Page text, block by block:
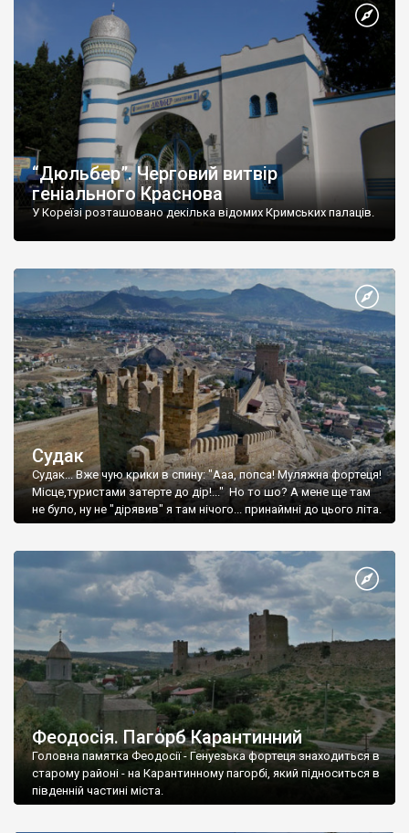
“Дюльбер”. Черговий витвір
геніального Краснова
У Кореїзі розташовано декілька відомих Кримських палаців.
Судак
Судак... Вже чую крики в спину: "Ааа, попса! Муляжна фортеця!
Місце,туристами затерте до дір!..." Но то шо? А мене ще там
не було, ну не "дірявив" я там нічого... принаймні до цього літа.
Феодосія. Пагорб Карантинний
Головна памятка Феодосії - Генуезька фортеця знаходиться в
старому районі - на Карантинному пагорбі, який підноситься в
південній частині міста.